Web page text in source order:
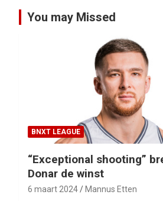
You may Missed
BNXT LEAGUE
“Exceptional shooting”
Donar de winst
6 maart 2024 Mannus Etten